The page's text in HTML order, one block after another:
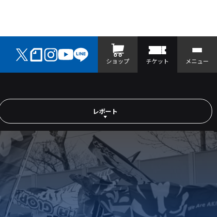
ショップ チケット メニュー
レポート